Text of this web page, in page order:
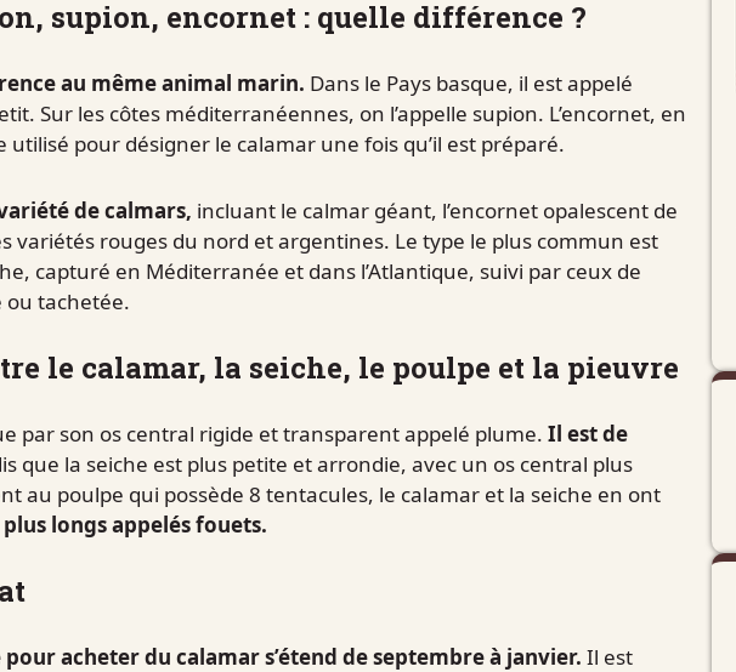
supion, encornet : quelle différence ?
au même animal marin. Dans le Pays basque, il est appelé
Sur les côtes méditerranéennes, on l’appelle supion. L’encornet, en
pour désigner le calamar une fois qu’il est préparé.
de calmars, incluant le calmar géant, l’encornet opalescent de
variétés rouges du nord et argentines. Le type le plus commun est
capturé en Méditerranée et dans l’Atlantique, suivi par ceux de
tachetée.
le calamar, la seiche, le poulpe et la pieuvre
par son os central rigide et transparent appelé plume. Il est de
que la seiche est plus petite et arrondie, avec un os central plus
au poulpe qui possède 8 tentacules, le calamar et la seiche en ont
longs appelés fouets.
acheter du calamar s’étend de septembre à janvier. Il est